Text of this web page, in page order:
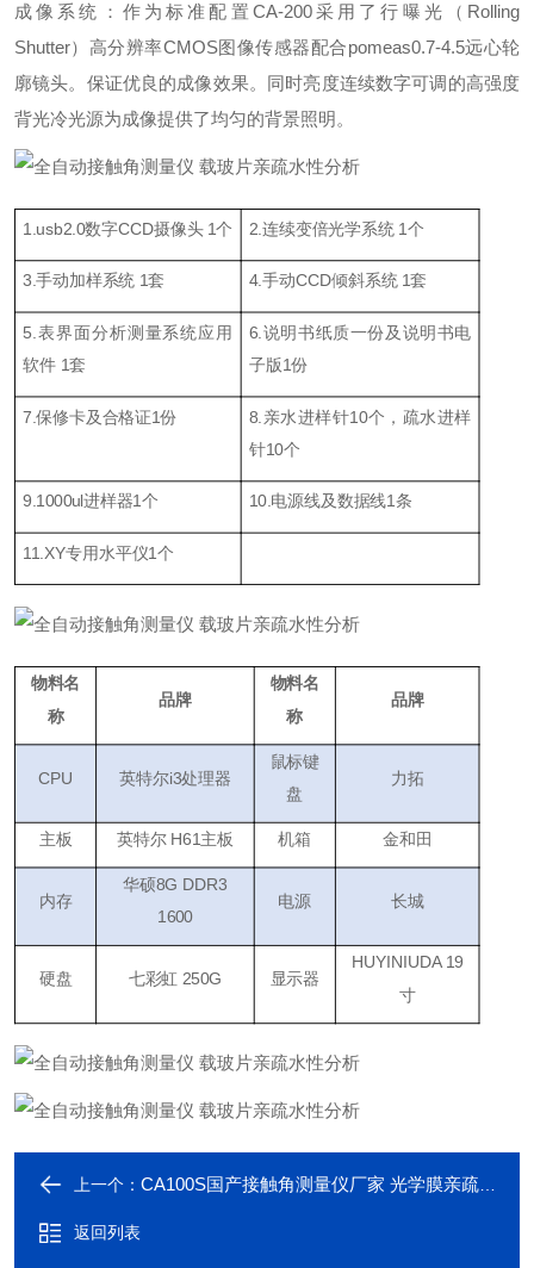
成像系统：作为标准配置CA-200采用了行曝光（Rolling
Shutter）高分辨率CMOS图像传感器配合pomeas0.7-4.5远心轮
廓镜头。保证优良的成像效果。同时亮度连续数字可调的高强度
背光冷光源为成像提供了均匀的背景照明。
1. usb2.0数字CCD摄像头 1个 2.连续变倍光学系统 1个
3.手动加样系统 1套 4.手动CCD倾斜系统 1套
5.表界面分析测量系统应用
软件 1套
6.说明书纸质一份及说明书电
子版1份
7.保修卡及合格证1份
8.亲水进样针10个，疏水进样
针10个
9.1000ul进样器1个 10.电源线及数据线1条
11.XY专用水平仪1个
物料名
称
品牌
物料名
称
品牌
CPU 英特尔i3处理器
鼠标键
盘
力拓
主板 英特尔 H61主板 机箱 金和田
内存
华硕8G DDR3
1600
电源 长城
硬盘 七彩虹 250G 显示器
HUYINIUDA 19
寸
上一个： CA100S国产接触角测量仪厂家 光学膜亲疏水性分析
返回列表